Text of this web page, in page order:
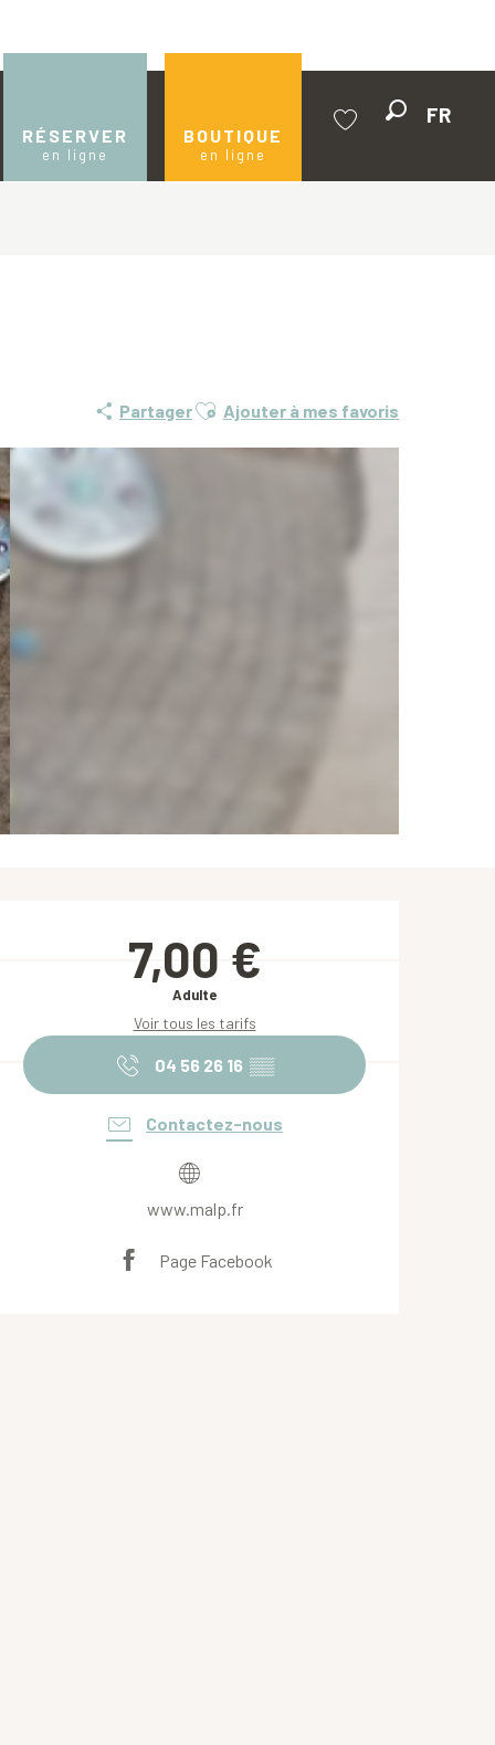
RÉSERVER
en ligne
BOUTIQUE
en ligne
FR
PartagerAjouter aux favoris
Ajouter à mes favoris
Ouverture et coordonnées
7,00 €
Adulte
Voir tous les tarifs
04 56 26 16 ▒▒
Contactez-nous
www.malp.fr
Page Facebook